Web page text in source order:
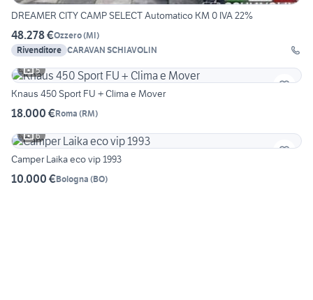
DREAMER CITY CAMP SELECT Automatico KM 0 IVA 22%
48.278 €Ozzero(MI)
Rivenditore CARAVAN SCHIAVOLIN
5
Knaus 450 Sport FU + Clima e Mover
18.000 €Roma (RM)
6
Camper Laika eco vip 1993
10.000 €Bologna (BO)